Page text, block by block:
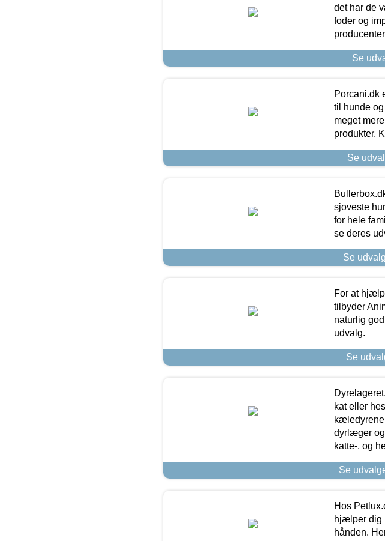
det har de
foder og
Se
Porcani.dk
til hunde
meget
produkter.
Se
sjoveste
for hele
se deres
Se
For at
tilbyder
naturlig
udvalg.
Se
kat eller
dyrlæger og
katte-, og
Se
Hos
hjælper dig
hånden.